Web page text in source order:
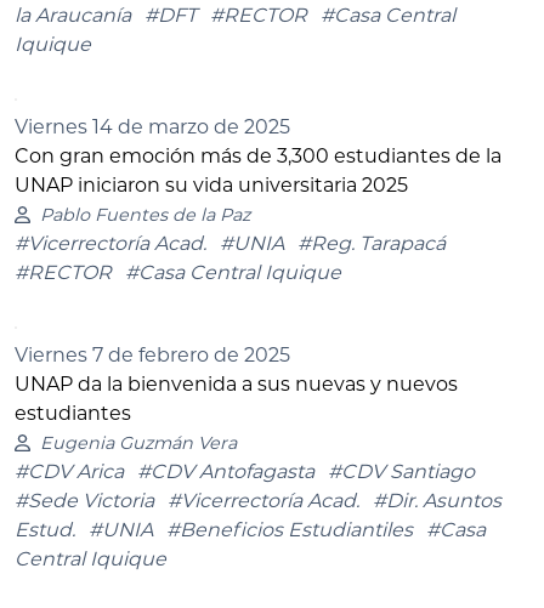
la Araucanía
#DFT #RECTOR
#Casa Central
Iquique
Viernes 14 de marzo de 2025
Con gran emoción más de 3,300 estudiantes de la
UNAP iniciaron su vida universitaria 2025
Pablo Fuentes de la Paz
#Vicerrectoría Acad. #UNIA
#Reg. Tarapacá
#RECTOR
#Casa Central Iquique
Viernes 7 de febrero de 2025
UNAP da la bienvenida a sus nuevas y nuevos
estudiantes
Eugenia Guzmán Vera
#CDV Arica #CDV Antofagasta
#CDV Santiago
#Sede Victoria
#Vicerrectoría Acad.
#Dir. Asuntos
Estud.
#UNIA #Beneficios Estudiantiles
#Casa
Central Iquique